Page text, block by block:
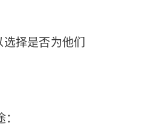
择是否为他们